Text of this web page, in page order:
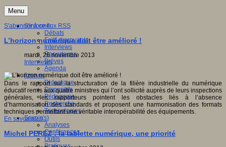
Menu
S'informer
Débats
Faits marquants
Interviews
Reportages
Brèves
Agenda
Innover
Didactique
Dispositifs
Pédagogie
Recherche
Technologies
Savoir(s)
Analyses
Conférences
Outils
S'abonner à ce flux RSS
L’horizon numérique doit être amélioré !
mardi, 26 novembre 2013
Interviews
Dans le rapport sur la structuration de la filière industrielle du numérique
éducatif remis aux quatre ministres qui l’ont sollicité auprès de leurs inspections
générales, les rapporteurs pointent les obstacles liés à l’absence
d’harmonisation des standards et proposent une harmonisation des formats
techniques permettant une véritable interopérabilité des équipements.
En savoir plus...
Michel PEREZ : la tablette numérique, une priorité